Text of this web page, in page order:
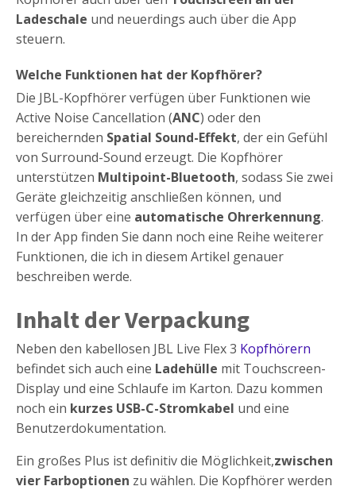
Ladeschale und neuerdings auch über die App
steuern.
Welche Funktionen hat der Kopfhörer?
Die JBL-Kopfhörer verfügen über Funktionen wie
Active Noise Cancellation (ANC) oder den
bereichernden Spatial Sound-Effekt, der ein Gefühl
von Surround-Sound erzeugt. Die Kopfhörer
unterstützen Multipoint-Bluetooth, sodass Sie zwei
Geräte gleichzeitig anschließen können, und
verfügen über eine automatische Ohrerkennung.
In der App finden Sie dann noch eine Reihe weiterer
Funktionen, die ich in diesem Artikel genauer
beschreiben werde.
Inhalt der Verpackung
Neben den kabellosen JBL Live Flex 3 Kopfhörern
befindet sich auch eine Ladehülle mit Touchscreen-
Display und eine Schlaufe im Karton. Dazu kommen
noch ein kurzes USB-C-Stromkabel und eine
Benutzerdokumentation.
Ein großes Plus ist definitiv die Möglichkeit,zwischen
vier Farboptionen zu wählen. Die Kopfhörer werden